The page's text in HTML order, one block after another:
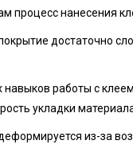
процесс нанесения
достаточно
работы с
укладки
из-за